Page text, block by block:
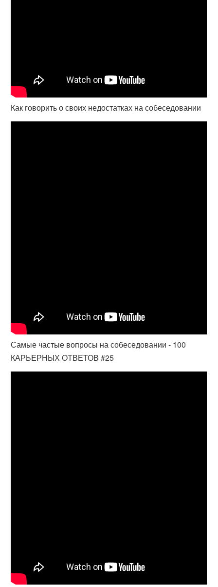
Как говорить о своих недостатках на собеседовании
Самые частые вопросы на собеседовании - 100
КАРЬЕРНЫХ ОТВЕТОВ #25